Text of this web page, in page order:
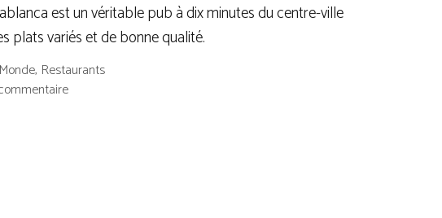
est un véritable pub à dix minutes du centre-ville
plats variés et de bonne qualité.
, Restaurants